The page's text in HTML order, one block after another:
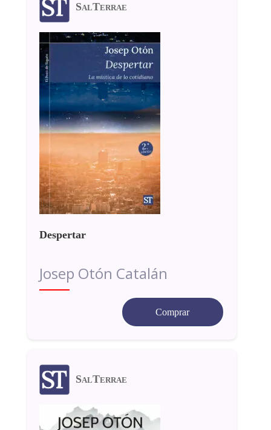
SalTerrae
Despertar
Josep Otón Catalán
Comprar
SalTerrae